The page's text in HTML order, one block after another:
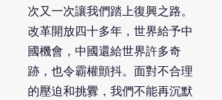
次又一次讓我們踏上復興之路。
改革開放四十多年，世界給予中
國機會，中國還給世界許多奇
跡，也令霸權顫抖。面對不合理
的壓迫和挑釁，我們不能再沉默